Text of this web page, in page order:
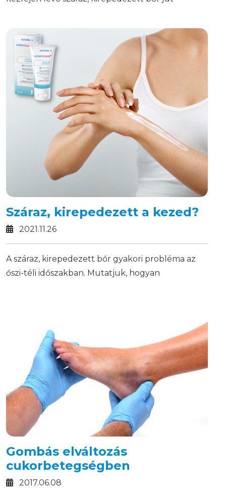
veszélyesebb és kellemetlenebb tünetegyüttes,
amit nem szabad a szőnyeg alá seperni.
Száraz, kirepedezett a kezed?
2021.11.26
A száraz, kirepedezett bőr gyakori probléma az
őszi-téli időszakban. Mutatjuk, hogyan
Gombás elváltozás
cukorbetegségben
2017.06.08